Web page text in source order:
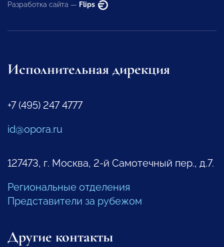
Разработка сайта — Flips
Исполнительная дирекция
+7 (495) 247 4777
id@opora.ru
127473, г. Москва, 2-й Самотечный пер., д.7.
Региональные отделения
Представители за рубежом
Другие контакты